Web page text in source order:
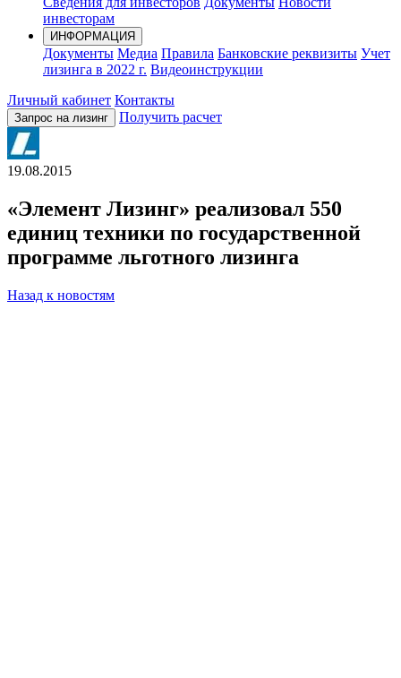
инвесторам
ИНФОРМАЦИЯ
Документы Медиа Правила Банковские реквизиты Учет
лизинга в 2022 г. Видеоинструкции
Личный кабинет Контакты
Запрос на лизинг Получить расчет
19.08.2015
«Элемент Лизинг» реализовал 550
единиц техники по государственной
программе льготного лизинга
Назад к новостям